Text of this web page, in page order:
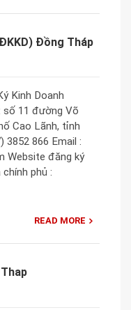
Đồng Tháp
Kinh Doanh
11 đường Võ
Cao Lãnh, tỉnh
3852 866 Email :
Website đăng ký
phủ :
READ MORE